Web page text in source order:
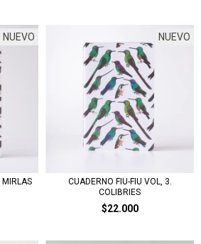
NUEVO
MIRLAS
NUEVO
CUADERNO FIU-FIU VOL, 3.
COLIBRIES
$22.000